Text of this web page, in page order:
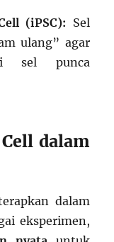
(iPSC): Sel
ulang” agar
sel punca
dalam
dalam
eksperimen,